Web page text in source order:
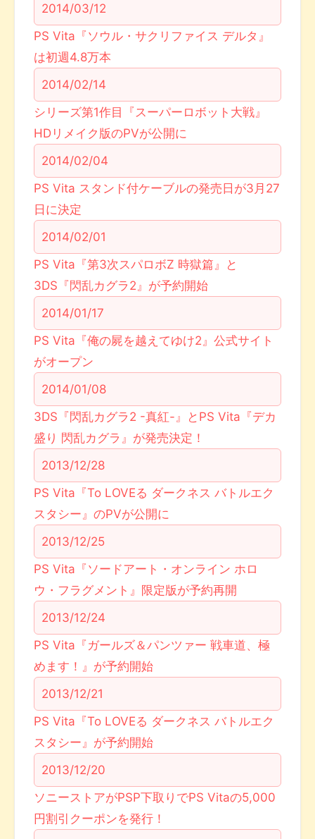
2014/03/12
PS Vita『ソウル・サクリファイス デルタ』
は初週4.8万本
2014/02/14
シリーズ第1作目『スーパーロボット大戦』
HDリメイク版のPVが公開に
2014/02/04
PS Vita スタンド付ケーブルの発売日が3月27
日に決定
2014/02/01
PS Vita『第3次スパロボZ 時獄篇』と
3DS『閃乱カグラ2』が予約開始
2014/01/17
PS Vita『俺の屍を越えてゆけ2』公式サイト
がオープン
2014/01/08
3DS『閃乱カグラ2 -真紅-』とPS Vita『デカ
盛り 閃乱カグラ』が発売決定！
2013/12/28
PS Vita『To LOVEる ダークネス バトルエク
スタシー』のPVが公開に
2013/12/25
PS Vita『ソードアート・オンライン ホロ
ウ・フラグメント』限定版が予約再開
2013/12/24
PS Vita『ガールズ＆パンツァー 戦車道、極
めます！』が予約開始
2013/12/21
PS Vita『To LOVEる ダークネス バトルエク
スタシー』が予約開始
2013/12/20
ソニーストアがPSP下取りでPS Vitaの5,000
円割引クーポンを発行！